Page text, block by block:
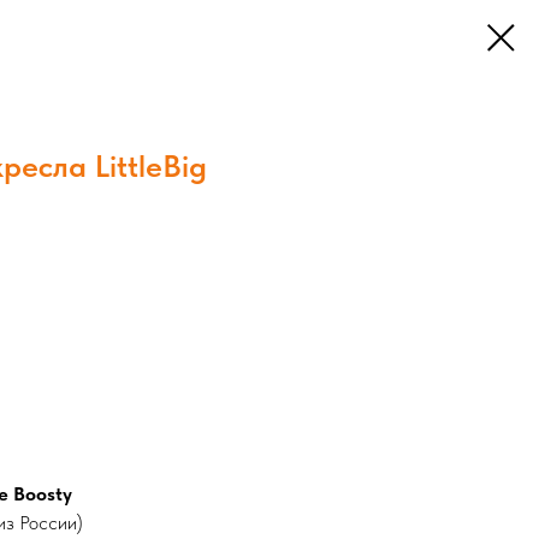
LittleBig
Boosty
России)